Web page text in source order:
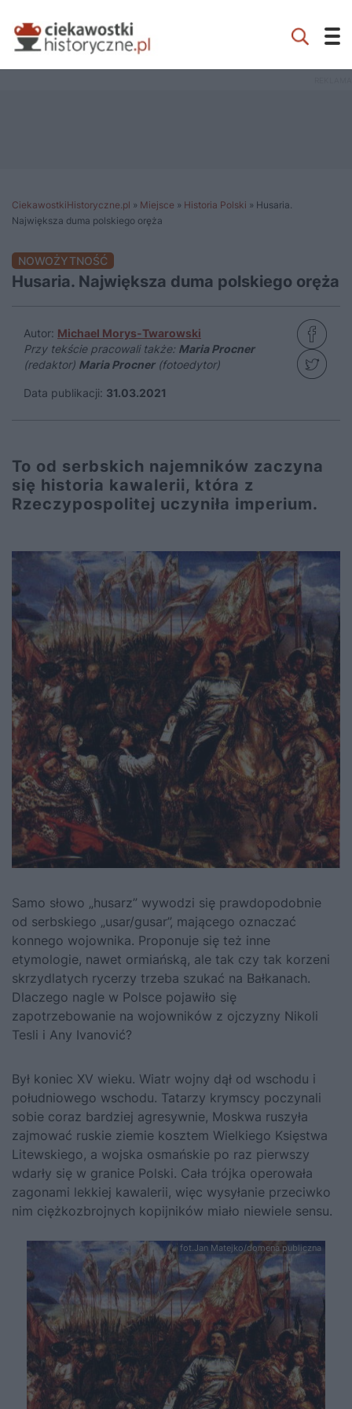
CiekawostkiHistoryczne.pl » Miejsce » Historia Polski » Husaria.
Największa duma polskiego oręża
NOWOŻYTNOŚĆ
Husaria. Największa duma polskiego oręża
Autor: Michael Morys-Twarowski
Przy tekście pracowali także: Maria Procner
(redaktor) Maria Procner(fotoedytor)
Data publikacji: 31.03.2021
To od serbskich najemników zaczyna
się historia kawalerii, która z
Rzeczypospolitej uczyniła imperium.
Samo słowo „husarz” wywodzi się prawdopodobnie
od serbskiego „usar/gusar”, mającego oznaczać
konnego wojownika. Proponuje się też inne
etymologie, nawet ormiańską, ale tak czy tak korzeni
skrzydlatych rycerzy trzeba szukać na Bałkanach.
Dlaczego nagle w Polsce pojawiło się
zapotrzebowanie na wojowników z ojczyzny Nikoli
Tesli i Any Ivanović?
Był koniec XV wieku. Wiatr wojny dął od wschodu i
południowego wschodu. Tatarzy krymscy poczynali
sobie coraz bardziej agresywnie, Moskwa ruszyła
zajmować ruskie ziemie kosztem Wielkiego Księstwa
Litewskiego, a wojska osmańskie po raz pierwszy
wdarły się w granice Polski. Cała trójka operowała
zagonami lekkiej kawalerii, więc wysyłanie przeciwko
nim ciężkozbrojnych kopijników miało niewiele sensu.
fot.Jan Matejko/domena publiczna